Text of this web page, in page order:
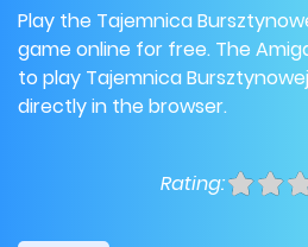
Play the Tajemnica
game online for free. The
to play Tajemnica
directly in the browser.
Rating: